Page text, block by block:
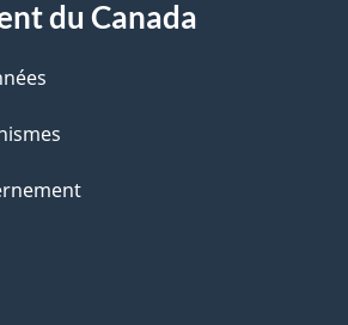
du Canada